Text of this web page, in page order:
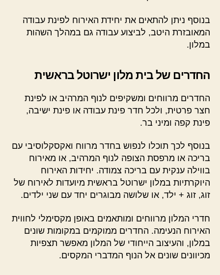
בנוסף ניתן להתאים את יחידת האירוח לפינת עבודה
המאובזרת היטב, לביצוע עבודה גם במהלך השהות
במלון.
החדרים של בית מלון ישרוטל בראשית
החדרים מרווחים ומשקיפים לנוף המרהיב או לפינת
חצר פרטית, ולכל חדר פינת עבודה או פינת ישיבה,
פינת קפה ומיני בר.
בנוסף לכך תוכלו לנפוש בחדר מרווח ואקסקלוסיבי עם
בריכה או מרפסת הצופה לנוף המרהיב, או מאירוח
בווילה ענקית עם בריכה צמודה. יחידות האירוח
היוקרתיות במלון ישרוטל בראשית מיועדות לאירוח של
זוג, זוג + ילד, או שלושה מבוגרים יחד עם שני ילדים.
חדרי המלון מרווחים ומותאמים באופן מקסימלי לחווית
האירוח הנעימה. החדרים ממוקמים במקומות שונים
במלון, והעיצוב הייחודי של המלון מאפשר תצפיות
מכיוונים שונים אל הנוף המדברי המקסים.